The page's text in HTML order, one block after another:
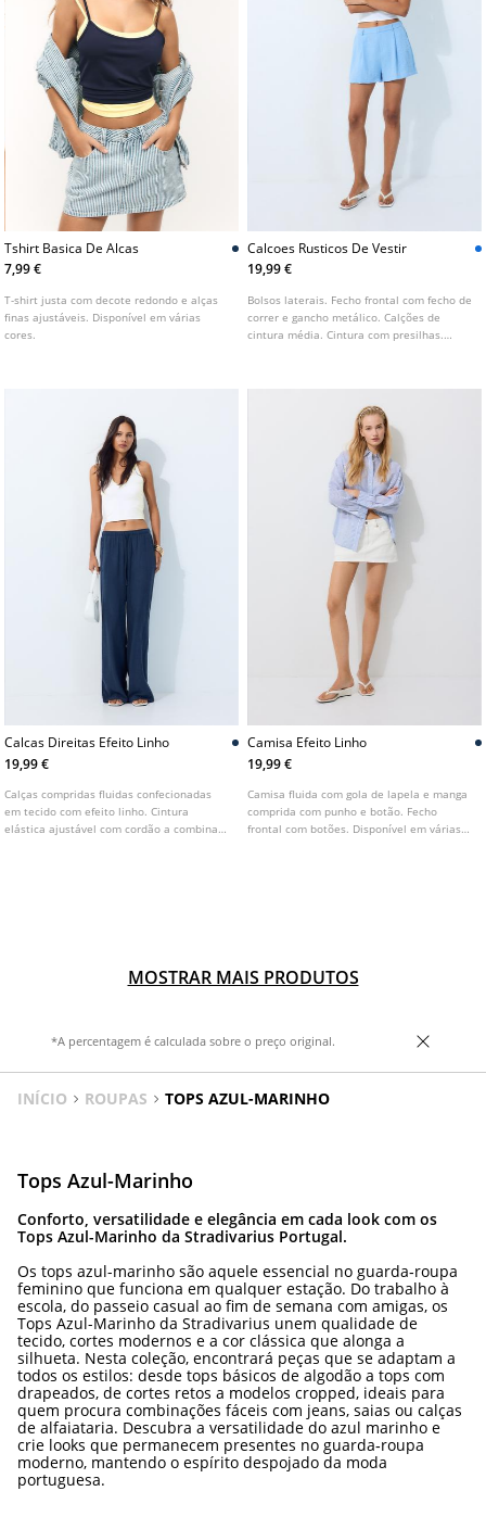
Tshirt Basica De Alcas
7,99 €
T-shirt justa com decote redondo e alças
finas ajustáveis. Disponível em várias
cores.
Calcoes Rusticos De Vestir
19,99 €
Bolsos laterais. Fecho frontal com fecho de
correr e gancho metálico. Calções de
cintura média. Cintura com presilhas.
Calcas Direitas Efeito Linho
19,99 €
Calças compridas fluidas confecionadas
em tecido com efeito linho. Cintura
elástica ajustável com cordão a combinar.
Camisa Efeito Linho
19,99 €
Camisa fluida com gola de lapela e manga
comprida com punho e botão. Fecho
frontal com botões. Disponível em várias
MOSTRAR MAIS PRODUTOS
*A percentagem é calculada sobre o preço original.
INÍCIO ROUPAS TOPS AZUL-MARINHO
Tops Azul-Marinho
Conforto, versatilidade e elegância em cada look com os
Tops Azul-Marinho da Stradivarius Portugal.
Os tops azul-marinho são aquele essencial no guarda‑roupa
feminino que funciona em qualquer estação. Do trabalho à
escola, do passeio casual ao fim de semana com amigas, os
Tops Azul-Marinho da Stradivarius unem qualidade de
tecido, cortes modernos e a cor clássica que alonga a
silhueta. Nesta coleção, encontrará peças que se adaptam a
todos os estilos: desde tops básicos de algodão a tops com
drapeados, de cortes retos a modelos cropped, ideais para
quem procura combinações fáceis com jeans, saias ou calças
de alfaiataria. Descubra a versatilidade do azul marinho e
crie looks que permanecem presentes no guarda‑roupa
moderno, mantendo o espírito despojado da moda
portuguesa.